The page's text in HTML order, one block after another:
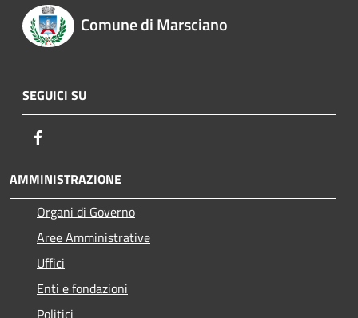
Comune di Marsciano
SEGUICI SU
AMMINISTRAZIONE
Organi di Governo
Aree Amministrative
Uffici
Enti e fondazioni
Politici